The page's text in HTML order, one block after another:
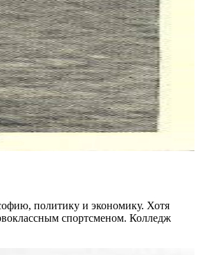
политику и экономику. Хотя
спортсменом. Колледж